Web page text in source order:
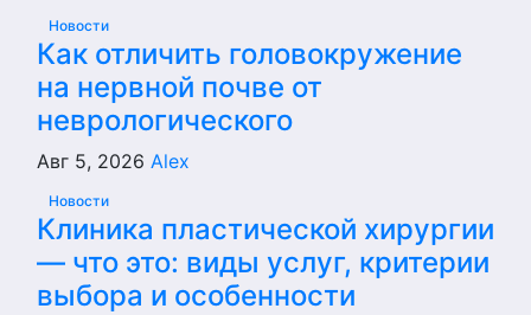
Новости
Как отличить головокружение
на нервной почве от
неврологического
Авг 5, 2026 Alex
Новости
Клиника пластической хирургии
— что это: виды услуг, критерии
выбора и особенности